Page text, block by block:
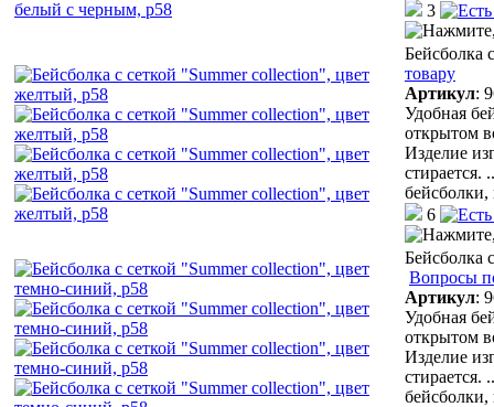
3
Бейсболка
товару
Артикул:
Удобная
открытом
Изделие
стирается.
6
Бейсболка
Вопросы
Артикул:
Удобная
открытом
Изделие
стирается.